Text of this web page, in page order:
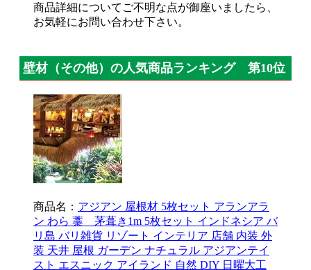
商品詳細についてご不明な点が御座いましたら、
お気軽にお問い合わせ下さい。
壁材（その他）の人気商品ランキング 第10位
商品名： アジアン 屋根材 5枚セット アランアラ
ン わら 藁 茅葺き1m 5枚セット インドネシア バ
リ島 バリ雑貨 リゾート インテリア 店舗 内装 外
装 天井 屋根 ガーデン ナチュラル アジアンテイ
スト エスニック アイランド 自然 DIY 日曜大工